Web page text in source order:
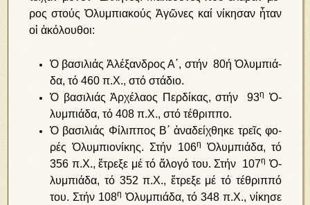
ρος στούς Ὀ­λυμ­πια­κούς Ἀ­γῶ­νες καί νίκησαν ἦ­ταν
οἱ ἀ­κό­λου­θοι:
Ὁ βα­σι­λιάς Ἀ­λέ­ξαν­δρος Α΄, στήν 80ή Ὀ­λυμ­πιά­
δα, τό 460 π.Χ., στό στάδιο.
Ὁ βα­σι­λιάς Ἀρ­χέ­λα­ος Περ­δί­κας, στήν 93η Ὀ­
λυμ­πιά­δα, τό 408 π.Χ., στό τέθριππο.
Ὁ βα­σι­λιάς Φί­λιπ­πος Β΄ ἀ­να­δεί­χθη­κε τρεῖς φο­
ρές Ὀ­λυμ­πι­ο­νί­κης. Στήν 106η
Ὀ­λυμ­πιά­δα, τό
356 π.Χ., ἔ­τρε­ξε μέ τό ἄ­λο­γό του. Στήν 107η Ὀ­
λυμ­πιά­δα, τό 352 π.Χ., ἔ­τρε­ξε μέ τό τέ­θριπ­πό
του. Στήν 108η Ὀ­λυμ­πιά­δα, τό 348 π.Χ., νί­κη­σε